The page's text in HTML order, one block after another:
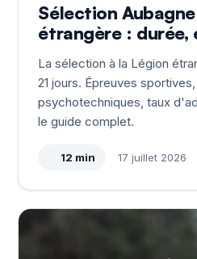
Sélection
étrangère : durée,
La sélection à la Légion
21 jours. Épreuves
psychotechniques, taux
le guide complet.
12 min 17 juillet 2026